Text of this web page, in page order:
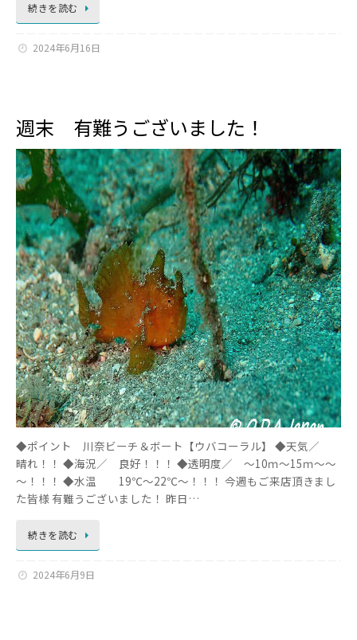
続きを読む
2024年6月16日
週末 有難うございました！
◆ポイント 川奈ビーチ＆ボート【ウバコーラル】 ◆天気／
晴れ！！ ◆海況／ 良好！！！ ◆透明度／ ～10ｍ～15ｍ～～
～！！！ ◆水温 19℃～22℃～！！！ 今週もご来店頂きまし
た皆様 有難うございました！ 昨日…
続きを読む
2024年6月9日